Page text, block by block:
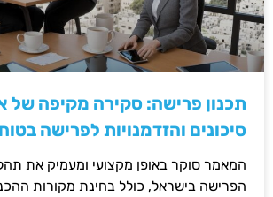
תכנון פרישה: סקירה מקיפה של
סיכונים והזדמנויות לפרישה
המאמר סוקר באופן מקצועי ומעמיק את
הפרישה בישראל, כולל בחינת מקורות